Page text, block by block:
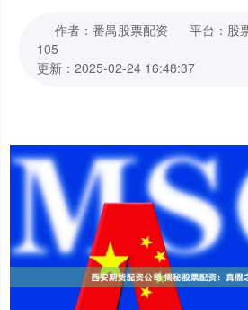
作者：番禺股票配资 平台：股
105
更新：2025-02-24 16:48:37